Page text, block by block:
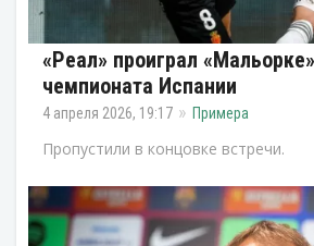
«Реал» проиграл
чемпионата Испании
4 апреля 2026, 19:17 Примера
Пропустили в концовке встречи.